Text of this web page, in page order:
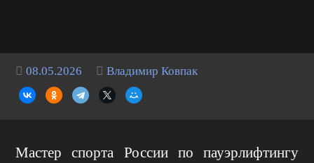
08.05.2026 Владимир Ковпак
Мастер спорта России по пауэрлифтингу